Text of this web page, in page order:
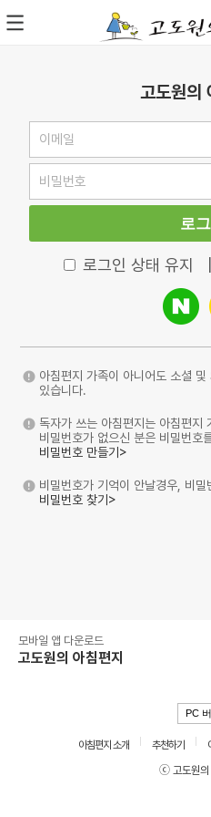
고도원의
로
로그인 상태 유지
아침편지 가족이 아니어도 소셜
있습니다.
독자가 쓰는 아침편지는 아침편지
비밀번호가 없으신 분은 비밀번호
비밀번호 만들기>
비밀번호가 기억이 안날경우, 비
비밀번호 찾기>
모바일 앱 다운로드
고도원의 아침편지
PC
아침편지 소개 추천하기
ⓒ 고도원의